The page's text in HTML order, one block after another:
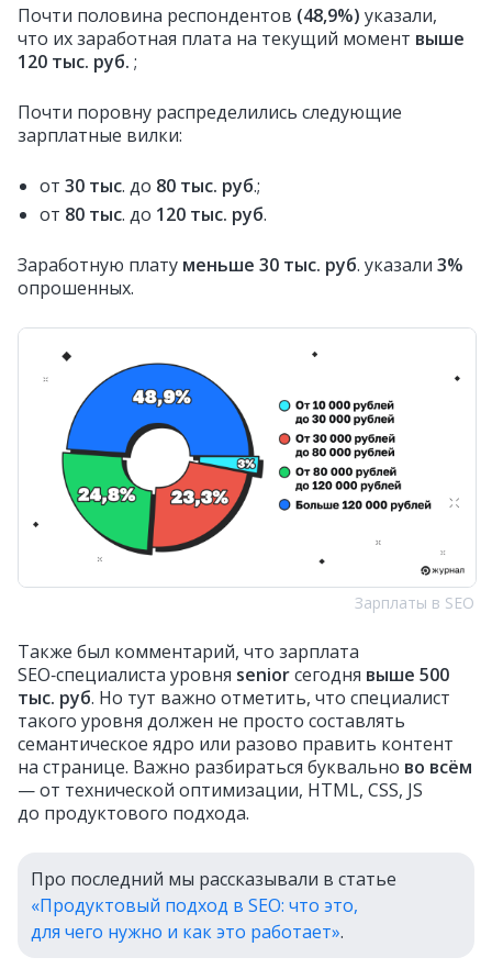
Почти половина респондентов (48,9%) указали,
что их заработная плата на текущий момент выше
120 тыс. руб. ;
Почти поровну распределились следующие
зарплатные вилки:
от 30 тыс. до 80 тыс. руб.;
от 80 тыс. до 120 тыс. руб.
Заработную плату меньше 30 тыс. руб. указали 3%
опрошенных.
Зарплаты в SEO
Также был комментарий, что зарплата
SEO‑специалиста уровня seniorсегодня выше 500
тыс. руб. Но тут важно отметить, что специалист
такого уровня должен не просто составлять
семантическое ядро или разово править контент
на странице. Важно разбираться буквально во всём
— от технической оптимизации, HTML, CSS, JS
до продуктового подхода.
Про последний мы рассказывали в статье
«Продуктовый подход в SEO: что это,
для чего нужно и как это работает».